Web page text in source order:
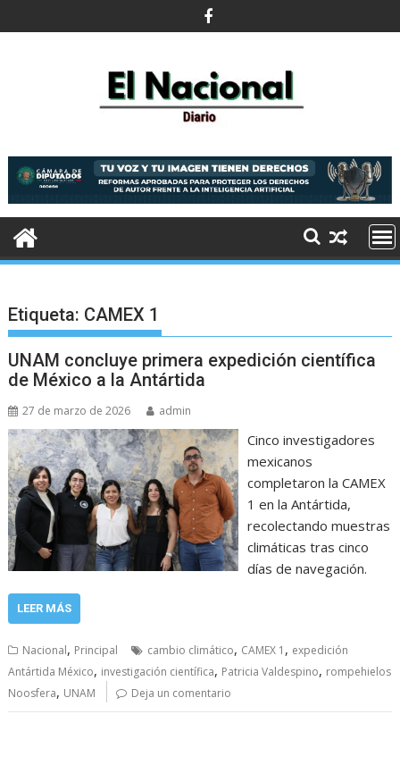
al
Etiqueta: CAMEX 1
UNAM concluye primera expedición científica
de México a la Antártida
27 de marzo de 2026 admin
Cinco investigadores
mexicanos
completaron la CAMEX
1 en la Antártida,
recolectando muestras
climáticas tras cinco
días de navegación.
LEER MÁS
Nacional, Principal cambio climático, CAMEX 1 , expedición
Antártida México, investigación científica, Patricia Valdespino, rompehielos
Noosfera, UNAM Deja un comentario